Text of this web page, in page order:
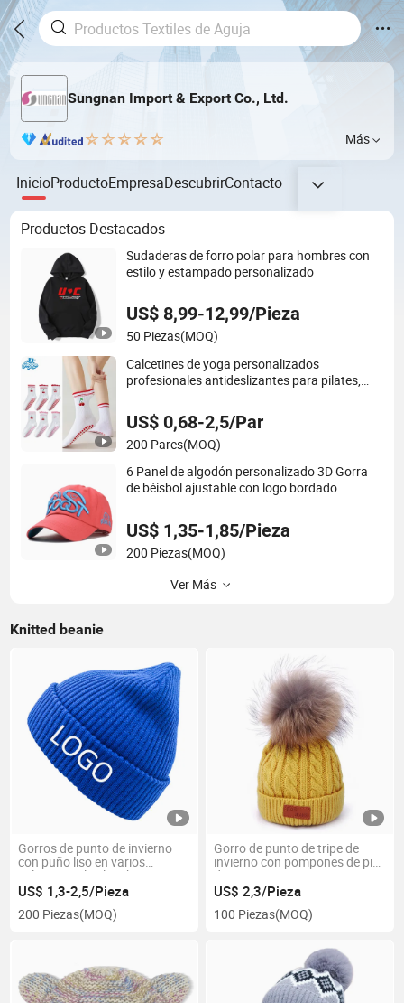
Sungnan Import & Export Co., Ltd.
Más
InicioProductoEmpresaDescubrirContacto
Productos Destacados
Sudaderas de forro polar para hombres con
estilo y estampado personalizado
US$ 8,99-12,99/Pieza
50 Piezas(MOQ)
Calcetines de yoga personalizados
profesionales antideslizantes para pilates,
US$ 0,68-2,5/Par
200 Pares(MOQ)
6 Panel de algodón personalizado 3D Gorra
de béisbol ajustable con logo bordado
US$ 1,35-1,85/Pieza
200 Piezas(MOQ)
Ver Más
Knitted beanie
Gorros de punto de invierno
con puño liso en varios
colores, estilo slouchy
US$ 1,3-2,5/Pieza
200 Piezas(MOQ)
Gorro de punto de tripe de
invierno con pompones de piel
de zorro
US$ 2,3/Pieza
100 Piezas(MOQ)